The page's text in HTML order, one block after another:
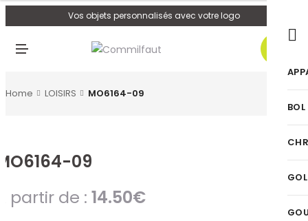
Vos objets personnalisés avec votre logo
U
0
Home LOISIRS MO6164-09
09
partir de : 14.50€
BOL